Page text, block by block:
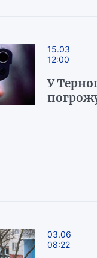
15.03
12:00
У
03.06
08:22